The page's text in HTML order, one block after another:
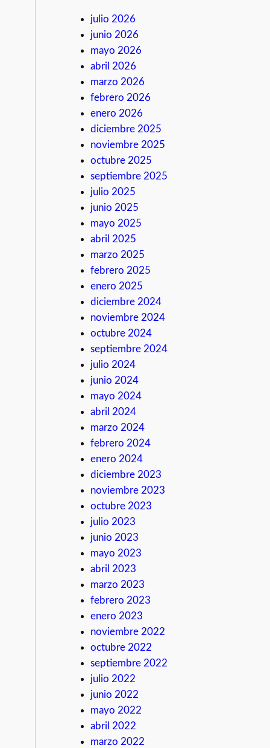
julio 2026
junio 2026
mayo 2026
abril 2026
marzo 2026
febrero 2026
enero 2026
diciembre 2025
noviembre 2025
octubre 2025
septiembre 2025
julio 2025
junio 2025
mayo 2025
abril 2025
marzo 2025
febrero 2025
enero 2025
diciembre 2024
noviembre 2024
octubre 2024
septiembre 2024
julio 2024
junio 2024
mayo 2024
abril 2024
marzo 2024
febrero 2024
enero 2024
diciembre 2023
noviembre 2023
octubre 2023
julio 2023
junio 2023
mayo 2023
abril 2023
marzo 2023
febrero 2023
enero 2023
noviembre 2022
octubre 2022
septiembre 2022
julio 2022
junio 2022
mayo 2022
abril 2022
marzo 2022